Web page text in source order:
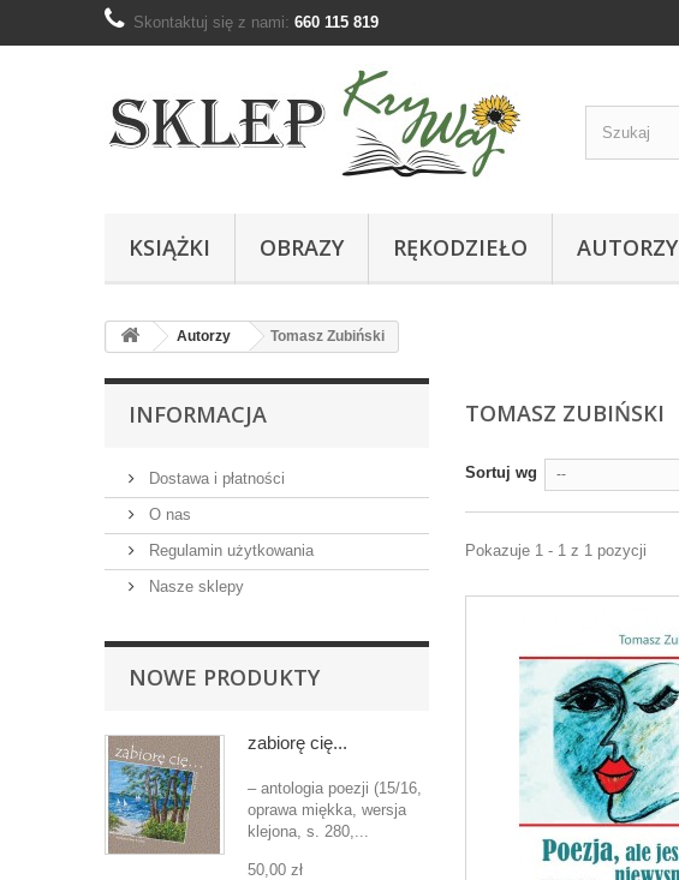
Skontaktuj się z nami: 660 115 819
KSIĄŻKI OBRAZY RĘKODZIEŁO AUTORZY
Autorzy Tomasz Zubiński
INFORMACJA
Dostawa i płatności
O nas
Regulamin użytkowania
Nasze sklepy
NOWE PRODUKTY
zabiorę cię...
– antologia poezji (15/16,
oprawa miękka, wersja
klejona, s. 280,...
50,00 zł
TOMASZ ZUBIŃSKI
Sortuj wg --
Pokazuje 1 - 1 z 1 pozycji